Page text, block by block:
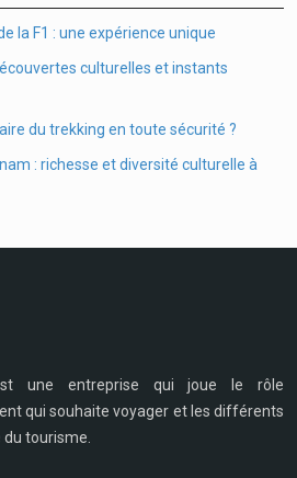
la F1 : une expérience unique
culturelles et instants
du trekking en toute sécurité ?
: richesse et diversité culturelle à
une entreprise qui joue le rôle
qui souhaite voyager et les différents
tourisme.